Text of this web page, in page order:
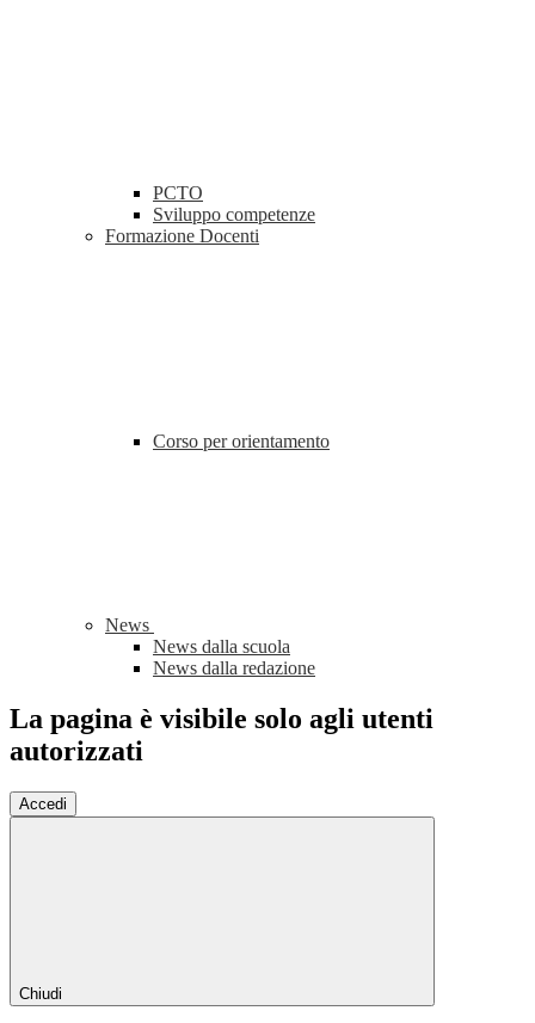
PCTO
Sviluppo competenze
Formazione Docenti
Corso per orientamento
News
News dalla scuola
News dalla redazione
La pagina è visibile solo agli utenti
autorizzati
Accedi
Chiudi